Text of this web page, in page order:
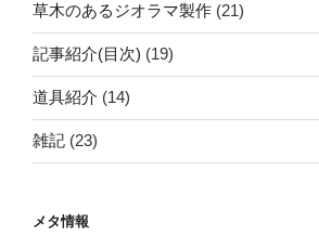
草木のあるジオラマ製作 (21)
記事紹介(目次) (19)
道具紹介 (14)
雑記 (23)
メタ情報